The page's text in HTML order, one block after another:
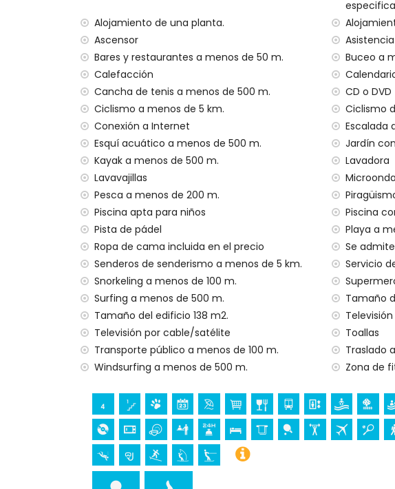
segundo aeropuerto más cercano: Valencia (> 100
transporte público cercano: autobús a menos de 100
se admiten mascotas
El edificio donde se encuentra el alojamiento tiene
El alojamiento es muy adecuado para familias con niños
Instalaciones y servicios privados incluidos en el precio del
internet (WiFi)
plancha y tabla de planchar
ropa de cama y toallas
servicio de recepción y servicio de emergencia 24 horas
calefacción por aire y aire acondicionado
Instalaciones/servicios comunitarios
área de fitness y pista de pádel
instalaciones de bienestar
Instalaciones y servicios privados con coste adicional
servicio de aeropuerto
cama extra y cama/cuna para niños (bajo demanda)
Actividades de entretenimiento y ocio para sus vacaciones
discoteca, bar, paseo marítimo (El Arenal y Jávea) (a
cine y teatro (a menos de 5 kilómetros de la casa)
Lugares de interés y cultura en Jávea, Costa Blanca
museo (Histórico de Jávea), iglesia (Virgen del Loreto),
arquitectónico (Histórico de Jávea) y lugar histórico
del alojamiento)
ruina (Molinos del Viento y Jávea) (a menos de 10
castillo (Portal de la Villa y Denia) (a menos de 25
Alojamiento de una planta.
Ascensor
Bares y restaurantes a menos de 50 m.
Buceo a
Calefacción
Cancha de tenis a menos de 500 m.
CD o DVD
Ciclismo a menos de 5 km.
Ciclismo
Conexión a Internet
Escalada
Esquí acuático a menos de 500 m.
Jardín
Kayak a menos de 500 m.
Lavadora
Lavavajillas
Pesca a menos de 200 m.
Piscina apta para niños
Piscina
Pista de pádel
Playa a
Ropa de cama incluida en el precio
Se
Senderos de senderismo a menos de 5 km.
Servicio
Snorkeling a menos de 100 m.
Surfing a menos de 500 m.
Tamaño
Tamaño del edificio 138 m2.
Televisión
Televisión por cable/satélite
Toallas
Transporte público a menos de 100 m.
Traslado
Windsurfing a menos de 500 m.
Zona de